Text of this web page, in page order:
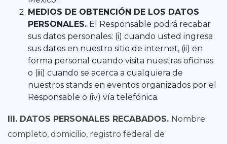
MEDIOS DE OBTENCIÓN DE LOS DATOS
PERSONALES. El Responsable podrá recabar
sus datos personales: (i) cuando usted ingresa
sus datos en nuestro sitio de internet, (ii) en
forma personal cuando visita nuestras oficinas
o (iii) cuando se acerca a cualquiera de
nuestros stands en eventos organizados por el
Responsable o (iv) vía telefónica.
III. DATOS PERSONALES RECABADOS. Nombre
completo, domicilio, registro federal de